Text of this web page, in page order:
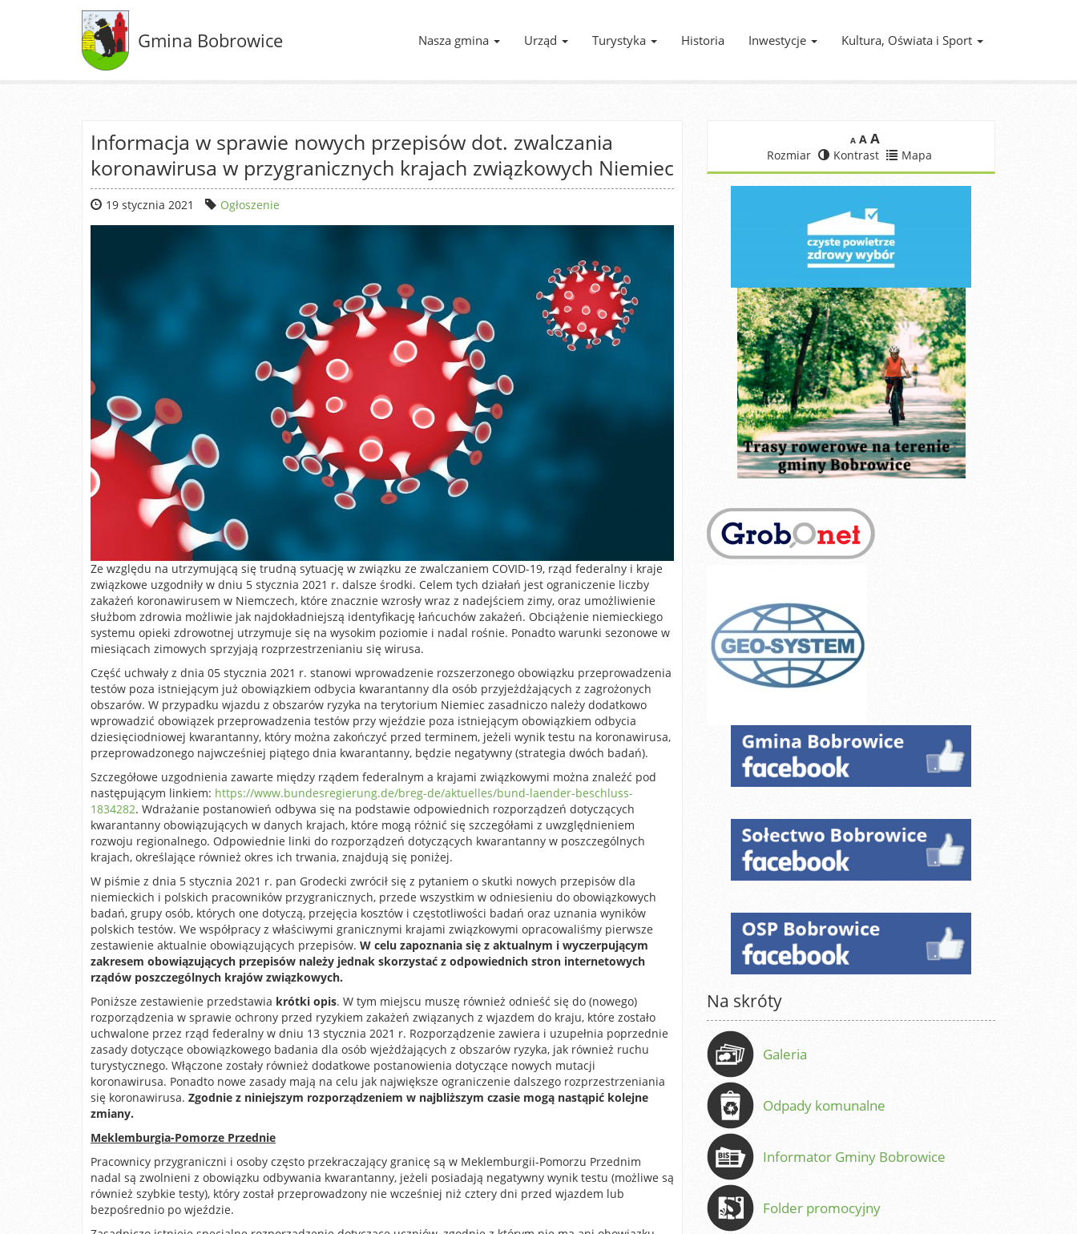
Gmina Bobrowice Nasza gmina Urząd Turystyka Historia Inwestycje Kultura, Oświata i Sport
Informacja w sprawie nowych przepisów dot. zwalczania
koronawirusa w przygranicznych krajach związkowych Niemiec
19 stycznia 2021 Ogłoszenie
Ze względu na utrzymującą się trudną sytuację w związku ze zwalczaniem COVID-19, rząd federalny i kraje
związkowe uzgodniły w dniu 5 stycznia 2021 r. dalsze środki. Celem tych działań jest ograniczenie liczby
zakażeń koronawirusem w Niemczech, które znacznie wzrosły wraz z nadejściem zimy, oraz umożliwienie
służbom zdrowia możliwie jak najdokładniejszą identyfikację łańcuchów zakażeń. Obciążenie niemieckiego
systemu opieki zdrowotnej utrzymuje się na wysokim poziomie i nadal rośnie. Ponadto warunki sezonowe w
miesiącach zimowych sprzyjają rozprzestrzenianiu się wirusa.
Część uchwały z dnia 05 stycznia 2021 r. stanowi wprowadzenie rozszerzonego obowiązku przeprowadzenia
testów poza istniejącym już obowiązkiem odbycia kwarantanny dla osób przyjeżdżających z zagrożonych
obszarów. W przypadku wjazdu z obszarów ryzyka na terytorium Niemiec zasadniczo należy dodatkowo
wprowadzić obowiązek przeprowadzenia testów przy wjeździe poza istniejącym obowiązkiem odbycia
dziesięciodniowej kwarantanny, który można zakończyć przed terminem, jeżeli wynik testu na koronawirusa,
przeprowadzonego najwcześniej piątego dnia kwarantanny, będzie negatywny (strategia dwóch badań).
Szczegółowe uzgodnienia zawarte między rządem federalnym a krajami związkowymi można znaleźć pod
następującym linkiem: https://www.bundesregierung.de/breg-de/aktuelles/bund-laender-beschluss-
1834282. Wdrażanie postanowień odbywa się na podstawie odpowiednich rozporządzeń dotyczących
kwarantanny obowiązujących w danych krajach, które mogą różnić się szczegółami z uwzględnieniem
rozwoju regionalnego. Odpowiednie linki do rozporządzeń dotyczących kwarantanny w poszczególnych
krajach, określające również okres ich trwania, znajdują się poniżej.
W piśmie z dnia 5 stycznia 2021 r. pan Grodecki zwrócił się z pytaniem o skutki nowych przepisów dla
niemieckich i polskich pracowników przygranicznych, przede wszystkim w odniesieniu do obowiązkowych
badań, grupy osób, których one dotyczą, przejęcia kosztów i częstotliwości badań oraz uznania wyników
polskich testów. We współpracy z właściwymi granicznymi krajami związkowymi opracowaliśmy pierwsze
zestawienie aktualnie obowiązujących przepisów. W celu zapoznania się z aktualnym i wyczerpującym
zakresem obowiązujących przepisów należy jednak skorzystać z odpowiednich stron internetowych
rządów poszczególnych krajów związkowych.
Poniższe zestawienie przedstawia krótki opis. W tym miejscu muszę również odnieść się do (nowego)
rozporządzenia w sprawie ochrony przed ryzykiem zakażeń związanych z wjazdem do kraju, które zostało
uchwalone przez rząd federalny w dniu 13 stycznia 2021 r. Rozporządzenie zawiera i uzupełnia poprzednie
zasady dotyczące obowiązkowego badania dla osób wjeżdżających z obszarów ryzyka, jak również ruchu
turystycznego. Włączone zostały również dodatkowe postanowienia dotyczące nowych mutacji
koronawirusa. Ponadto nowe zasady mają na celu jak największe ograniczenie dalszego rozprzestrzeniania
się koronawirusa. Zgodnie z niniejszym rozporządzeniem w najbliższym czasie mogą nastąpić kolejne
zmiany.
Meklemburgia-Pomorze Przednie
Pracownicy przygraniczni i osoby często przekraczający granicę są w Meklemburgii-Pomorzu Przednim
nadal są zwolnieni z obowiązku odbywania kwarantanny, jeżeli posiadają negatywny wynik testu (możliwe są
również szybkie testy), który został przeprowadzony nie wcześniej niż cztery dni przed wjazdem lub
bezpośrednio po wjeździe.
A A A
Rozmiar Kontrast Mapa
Na skróty
Galeria
Odpady komunalne
Informator Gminy Bobrowice
Folder promocyjny